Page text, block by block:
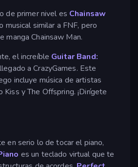
de primer nivel es Chainsaw
musical similar a FNF, pero
manga Chainsaw Man.
el increíble Guitar Band:
a CrazyGames. Este
incluye música de artistas
Kiss y The Offspring. ¡Dirígete
en serio lo de tocar el piano,
es un teclado virtual que te